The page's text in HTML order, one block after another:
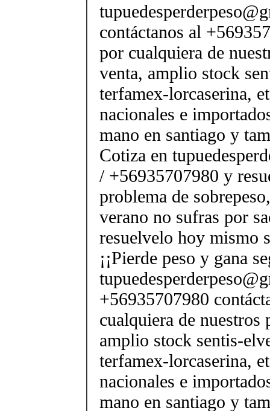
contáctanos al
por cualquiera de
venta, amplio stock
terfamex-lorcaserina,
nacionales e
mano en santiago y
Cotiza en
/ +56935707980 y
problema de
verano no sufras por
resuelvelo hoy mismo
¡¡Pierde peso y gana
+56935707980
cualquiera de nuestros
amplio stock sentis-
terfamex-lorcaserina,
nacionales e
mano en santiago y